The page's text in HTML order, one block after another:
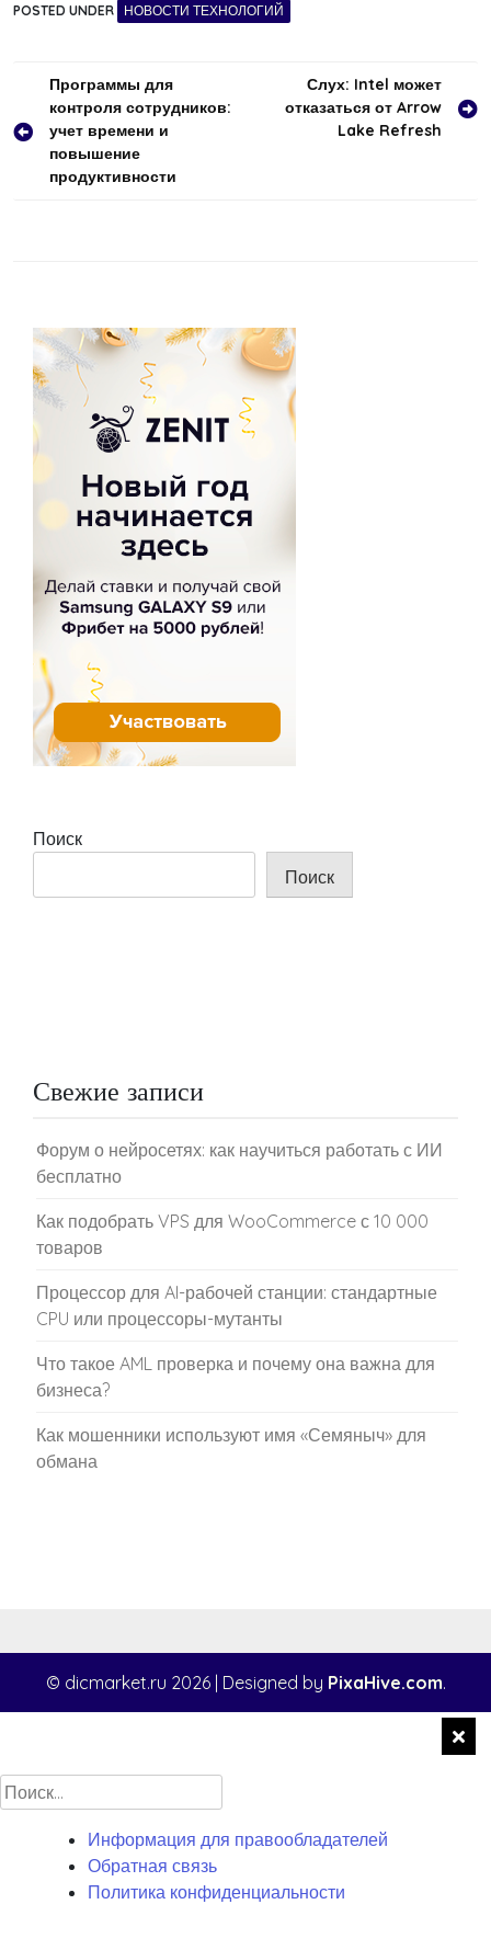
POSTED UNDER НОВОСТИ ТЕХНОЛОГИЙ
Навигация
по
записям
Программы для
контроля сотрудников:
учет времени и
повышение
продуктивности
Слух: Intel может
отказаться от Arrow
Lake Refresh
Поиск
Поиск
Свежие записи
Форум о нейросетях: как научиться работать с ИИ
бесплатно
Как подобрать VPS для WooCommerce с 10 000
товаров
Процессор для AI-рабочей станции: стандартные
CPU или процессоры-мутанты
Что такое AML проверка и почему она важна для
бизнеса?
Как мошенники используют имя «Семяныч» для
обмана
© dicmarket.ru 2026 Designed by PixaHive.com.
Найти:
Информация для правообладателей
Обратная связь
Политика конфиденциальности